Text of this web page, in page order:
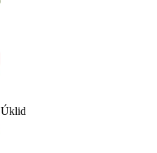
Úklid